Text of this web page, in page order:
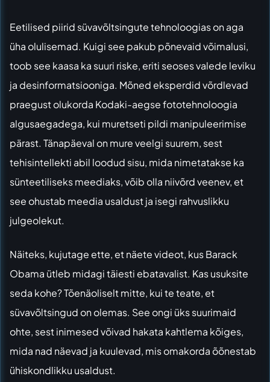
Eetilised piirid süvavõltsingute tehnoloogias on aga
üha olulisemad. Kuigi see pakub põnevaid võimalusi,
toob see kaasa ka suuri riske, eriti seoses valede leviku
ja desinformatsiooniga. Mõned eksperdid võrdlevad
praegust olukorda Kodaki-aegse fototehnoloogia
algusaegadega, kui muretseti pildi manipuleerimise
pärast. Tänapäeval on mure veelgi suurem, sest
tehisintellekti abil loodud sisu, mida nimetatakse ka
sünteetiliseks meediaks, võib olla niivõrd veenev, et
see ohustab meedia usaldust ja isegi rahvuslikku
julgeolekut.
Näiteks, kujutage ette, et näete videot, kus Barack
Obama ütleb midagi täiesti ebatavalist. Kas usuksite
seda kohe? Tõenäoliselt mitte, kui te teate, et
süvavõltsingud on olemas. See ongi üks suurimaid
ohte, sest inimesed võivad hakata kahtlema kõiges,
mida nad näevad ja kuulevad, mis omakorda õõnestab
ühiskondlikku usaldust.